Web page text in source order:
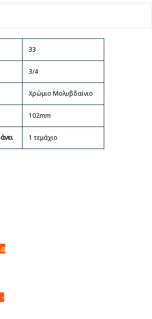
33
3/4
Χρώμιο Μολυβδαίνιο
102mm
1 τεμάχιο